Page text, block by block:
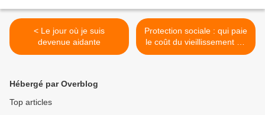
< Le jour où je suis
devenue aidante
Protection sociale : qui paie
le coût du vieillissement de
la population ? >
Hébergé par Overblog
Top articles